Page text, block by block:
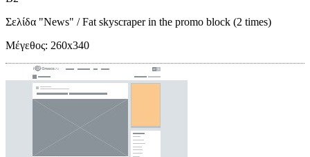
Σελίδα "News" / Fat skyscraper in the promo block (2 times)
Μέγεθος: 260x340